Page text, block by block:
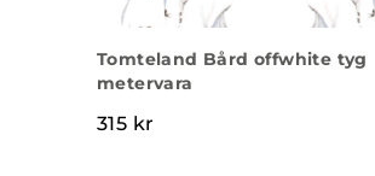
Tomteland Bård offwhite tyg
metervara
315 kr